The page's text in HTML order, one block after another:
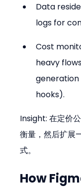
Data
logs for
Cost
heavy
hooks).
Insight: 在定价
衡量，然后扩展
式。
How